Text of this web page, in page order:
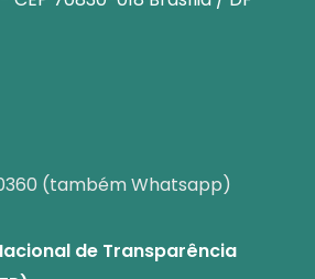
(também Whatsapp)
de Transparência